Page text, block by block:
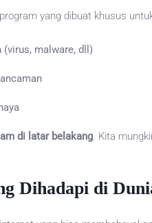
yang dibuat khusus
(virus, malware, dll)
di latar belakang. Kita
Dihadapi di